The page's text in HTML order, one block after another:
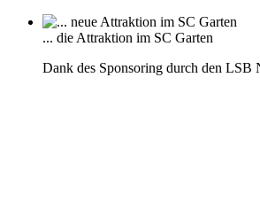
... die Attraktion im SC Garten
Dank des Sponsoring durch den LSB